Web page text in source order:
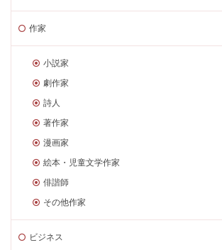
作家
小説家
劇作家
詩人
著作家
漫画家
絵本・児童文学作家
俳諧師
その他作家
ビジネス